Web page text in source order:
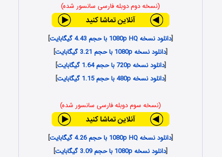
(نسخه دوم دوبله فارسی سانسور شده)
[دانلود نسخه 1080p HQ با حجم 4.43 گیگابایت
]
[دانلود نسخه 1080p با حجم 3.21 گیگابایت
]
[دانلود نسخه 720p با حجم 1.64 گیگابایت
]
[دانلود نسخه 480p با حجم 1.15 گیگابایت ]
(نسخه سوم دوبله فارسی سانسور شده)
[دانلود نسخه 1080p HQ با حجم 4.26 گیگابایت
]
[دانلود نسخه 1080p با حجم 3.09 گیگابایت
]